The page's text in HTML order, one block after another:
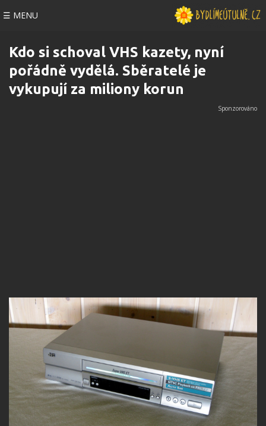
☰ MENU
Kdo si schoval VHS kazety, nyní
pořádně vydělá. Sběratelé je
vykupují za miliony korun